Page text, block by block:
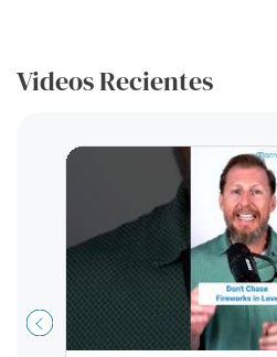
Videos Recientes